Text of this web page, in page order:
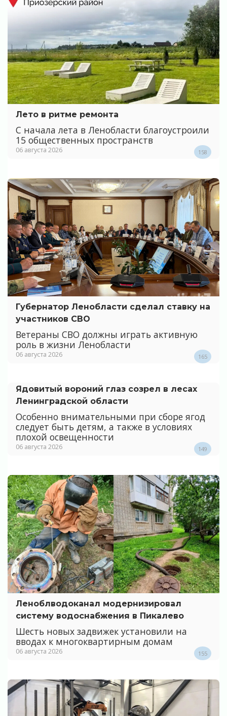
Лето в ритме ремонта
С начала лета в Ленобласти благоустроили
15 общественных пространств
06 августа 2026 158
Губернатор Ленобласти сделал ставку на
участников СВО
Ветераны СВО должны играть активную
роль в жизни Ленобласти
06 августа 2026 165
Ядовитый вороний глаз созрел в лесах
Ленинградской области
Особенно внимательными при сборе ягод
следует быть детям, а также в условиях
плохой освещенности
06 августа 2026 149
Леноблводоканал модернизировал
систему водоснабжения в Пикалево
Шесть новых задвижек установили на
вводах к многоквартирным домам
06 августа 2026 155